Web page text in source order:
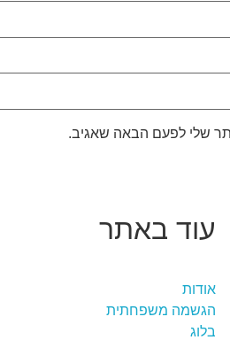
שלי לפעם הבאה שאגיב.
עוד באתר
אודות
הגשמה משפחתית
בלוג